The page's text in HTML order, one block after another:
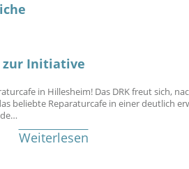
Initiative
in Hillesheim! Das DRK freut sich,
beliebte Reparaturcafe in einer deutlich
Weiterlesen